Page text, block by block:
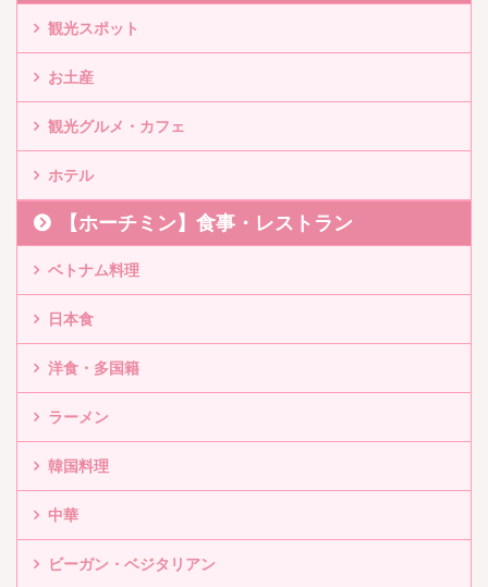
観光スポット
お土産
観光グルメ・カフェ
ホテル
【ホーチミン】食事・レストラン
ベトナム料理
日本食
洋食・多国籍
ラーメン
韓国料理
中華
ビーガン・ベジタリアン